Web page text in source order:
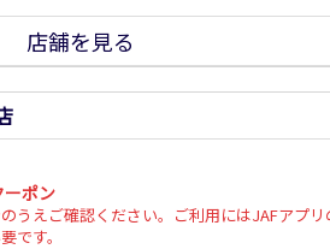
店舗を見る
ーポン
うえご確認ください。ご利用にはJAFアプリ
です。